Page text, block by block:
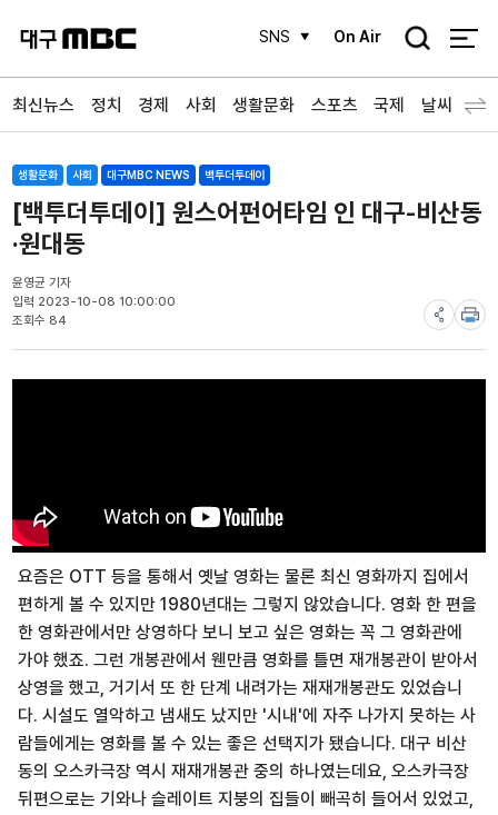
SNS On Air
검
최신뉴스 정치 경제 사회 생활문화 스포츠 국제 날씨
생활문화 사회 대구MBC NEWS 백투더투데이
[백투더투데이] 원스어펀어타임 인 대구-비산동
·원대동
윤영균 기자
입력 2023-10-08 10:00:00
조회수 84
요즘은 OTT 등을 통해서 옛날 영화는 물론 최신 영화까지 집에서
편하게 볼 수 있지만 1980년대는 그렇지 않았습니다. 영화 한 편을
한 영화관에서만 상영하다 보니 보고 싶은 영화는 꼭 그 영화관에
가야 했죠. 그런 개봉관에서 웬만큼 영화를 틀면 재개봉관이 받아서
상영을 했고, 거기서 또 한 단계 내려가는 재재개봉관도 있었습니
다. 시설도 열악하고 냄새도 났지만 '시내'에 자주 나가지 못하는 사
람들에게는 영화를 볼 수 있는 좋은 선택지가 됐습니다. 대구 비산
동의 오스카극장 역시 재재개봉관 중의 하나였는데요, 오스카극장
뒤편으로는 기와나 슬레이트 지붕의 집들이 빼곡히 들어서 있었고,